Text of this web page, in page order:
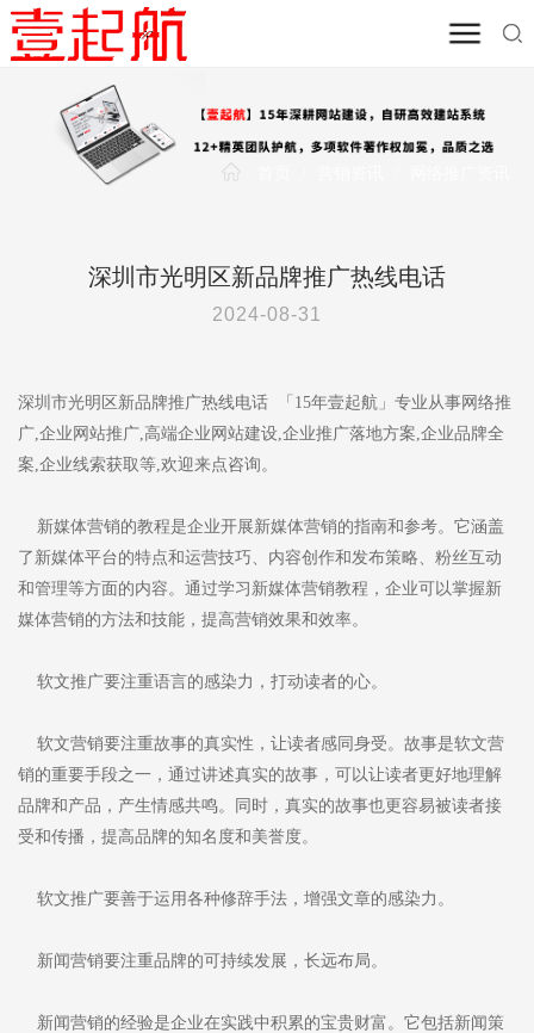
深圳市光明区新品牌推广热线电话
2024-08-31
深圳市光明区新品牌推广热线电话 「15年壹起航」专业从事网络推
广,企业网站推广,高端企业网站建设,企业推广落地方案,企业品牌全
案,企业线索获取等,欢迎来点咨询。
新媒体营销的教程是企业开展新媒体营销的指南和参考。它涵盖
了新媒体平台的特点和运营技巧、内容创作和发布策略、粉丝互动
和管理等方面的内容。通过学习新媒体营销教程，企业可以掌握新
媒体营销的方法和技能，提高营销效果和效率。
软文推广要注重语言的感染力，打动读者的心。
软文营销要注重故事的真实性，让读者感同身受。故事是软文营
销的重要手段之一，通过讲述真实的故事，可以让读者更好地理解
品牌和产品，产生情感共鸣。同时，真实的故事也更容易被读者接
受和传播，提高品牌的知名度和美誉度。
软文推广要善于运用各种修辞手法，增强文章的感染力。
新闻营销要注重品牌的可持续发展，长远布局。
新闻营销的经验是企业在实践中积累的宝贵财富。它包括新闻策